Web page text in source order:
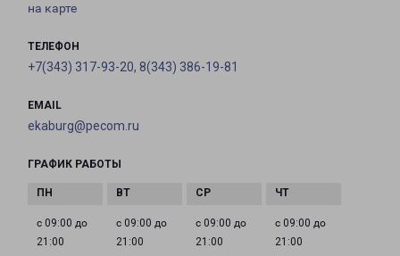
на карте
ТЕЛЕФОН
+7(343) 317-93-20, 8(343) 386-19-81
EMAIL
ekaburg@pecom.ru
ГРАФИК РАБОТЫ
с 09:00 до
21:00
с 09:00 до
21:00
с 09:00 до
21:00
с 09:00 до
21:00